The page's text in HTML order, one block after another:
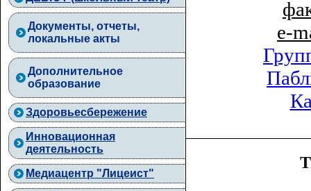
Документы, отчеты,
локальные акты
Дополнительное
образование
Здоровьесбережение
Инновационная
деятельность
Медиацентр "Лицеист"
e-